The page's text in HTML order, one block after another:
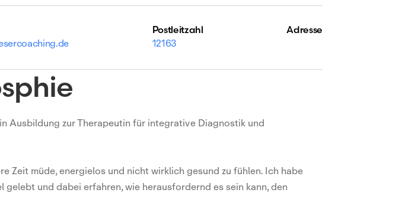
Postleitzahl
12163
Adresse
Ausbildung zur Therapeutin für integrative Diagnostik und
Zeit müde, energielos und nicht wirklich gesund zu fühlen. Ich habe
und dabei erfahren, wie herausfordernd es sein kann, den